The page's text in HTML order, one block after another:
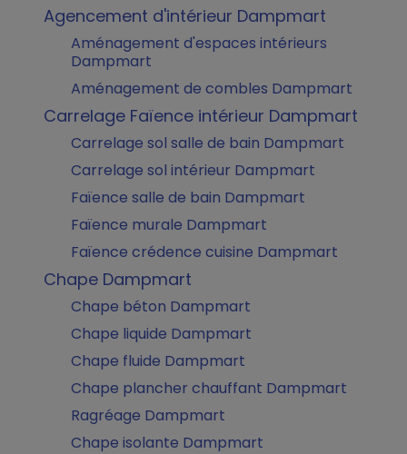
Agencement d'intérieur Dampmart
Aménagement d'espaces intérieurs
Dampmart
Aménagement de combles Dampmart
Carrelage Faïence intérieur Dampmart
Carrelage sol salle de bain Dampmart
Carrelage sol intérieur Dampmart
Faïence salle de bain Dampmart
Faïence murale Dampmart
Faïence crédence cuisine Dampmart
Chape Dampmart
Chape béton Dampmart
Chape liquide Dampmart
Chape fluide Dampmart
Chape plancher chauffant Dampmart
Ragréage Dampmart
Chape isolante Dampmart